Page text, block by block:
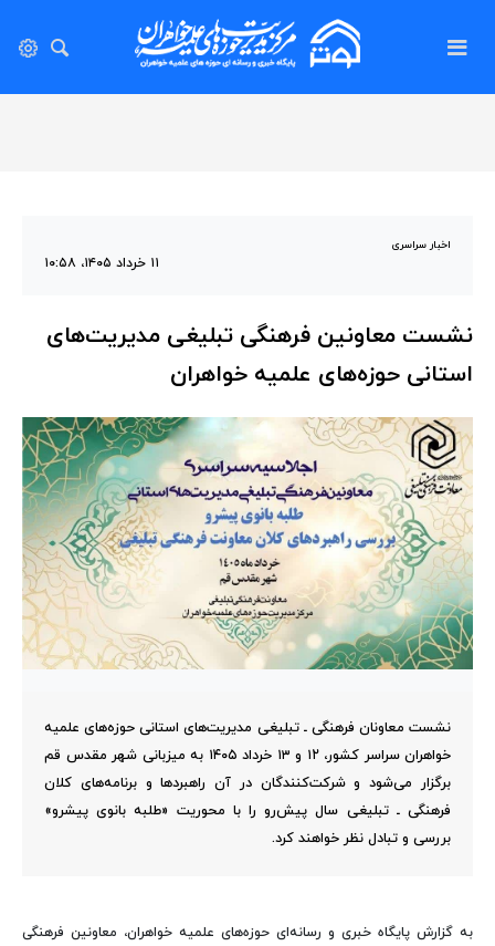
اخبار سراسری
۱۱ خرداد ۱۴۰۵، ۱۰:۵۸
نشست معاونین فرهنگی تبلیغی مدیریت‌های
استانی حوزه‌های علمیه خواهران
نشست معاونان فرهنگی ـ تبلیغی مدیریت‌های استانی حوزه‌های علمیه
خواهران سراسر کشور، ۱۲ و ۱۳ خرداد ۱۴۰۵ به میزبانی شهر مقدس قم
برگزار می‌شود و شرکت‌کنندگان در آن راهبردها و برنامه‌های کلان
فرهنگی ـ تبلیغی سال پیش‌رو را با محوریت «طلبه بانوی پیشرو»
بررسی و تبادل نظر خواهند کرد.
به گزارش پایگاه خبری و رسانه‌ای حوزه‌های علمیه خواهران، معاونین فرهنگی